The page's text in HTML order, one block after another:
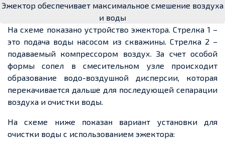
Эжектор обеспечивает максимальное смешение воздуха
и воды
На схеме показано устройство эжектора. Стрелка 1 –
это подача воды насосом из скважины. Стрелка 2 –
подаваемый компрессором воздух. За счет особой
формы сопел в смесительном узле происходит
образование водо-воздушной дисперсии, которая
перекачивается дальше для последующей сепарации
воздуха и очистки воды.
На схеме ниже показан вариант установки для
очистки воды с использованием эжектора: